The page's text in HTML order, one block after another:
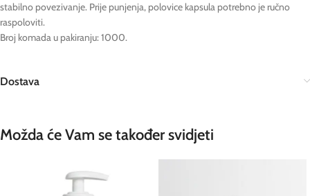
stabilno povezivanje. Prije punjenja, polovice kapsula potrebno je ručno
raspoloviti.
Broj komada u pakiranju: 1000.
Dostava
Možda će Vam se također svidjeti